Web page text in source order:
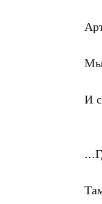
Мы
И